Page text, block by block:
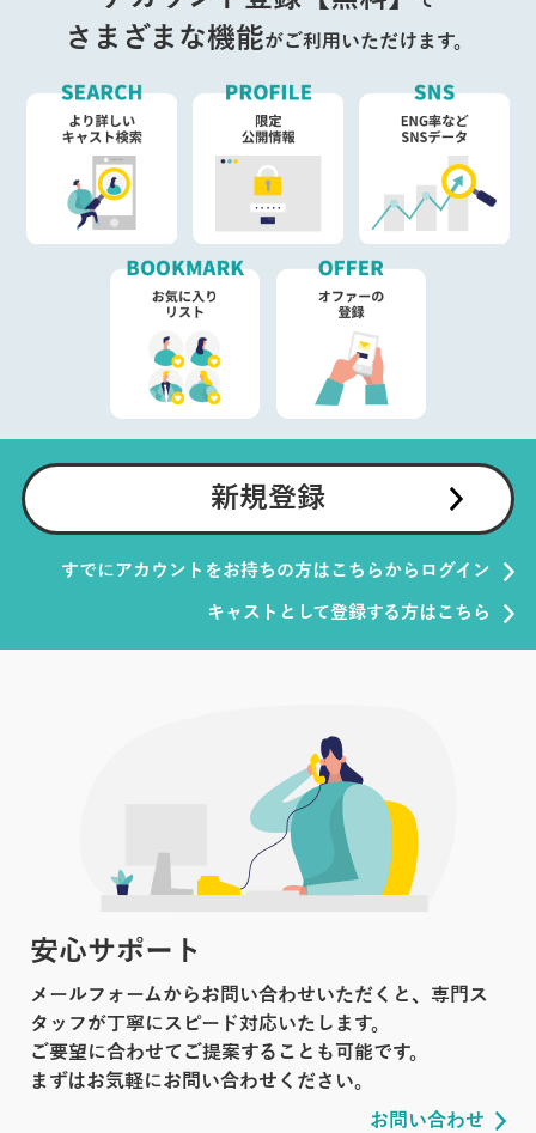
さまざまな機能がご利用いただけます。
新規登録
すでにアカウントをお持ちの方はこちらからログイン
キャストとして登録する方はこちら
安心サポート
メールフォームからお問い合わせいただくと、専門ス
タッフが丁寧にスピード対応いたします。
ご要望に合わせてご提案することも可能です。
まずはお気軽にお問い合わせください。
お問い合わせ